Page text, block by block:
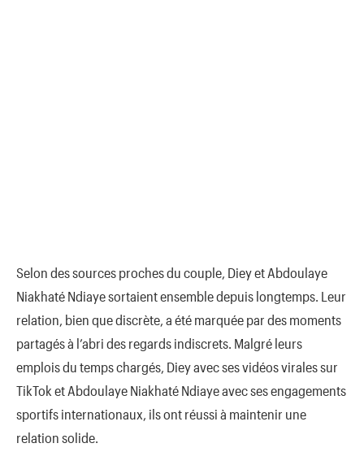
Selon des sources proches du couple, Diey et Abdoulaye
Niakhaté Ndiaye sortaient ensemble depuis longtemps. Leur
relation, bien que discrète, a été marquée par des moments
partagés à l’abri des regards indiscrets. Malgré leurs
emplois du temps chargés, Diey avec ses vidéos virales sur
TikTok et Abdoulaye Niakhaté Ndiaye avec ses engagements
sportifs internationaux, ils ont réussi à maintenir une
relation solide.